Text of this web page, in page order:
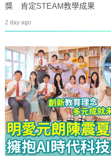
獎 肯定STEAM教學成果
2 day ago